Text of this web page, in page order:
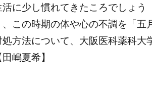
に少し慣れてきたころでしょう
この時期の体や心の不調を「五
方法について、大阪医科薬科大
嶋夏希】